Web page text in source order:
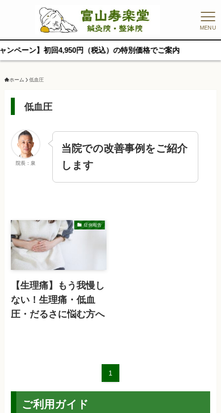
MENU
】初回4,950円（税込）の特別価格でご案内
ホーム 低血圧
低血圧
院長：泉
当院での改善事例をご紹介
します
症例報告
【生理痛】もう我慢し
ない！生理痛・低血
圧・だるさに悩む方へ
1
ご利用ガイド